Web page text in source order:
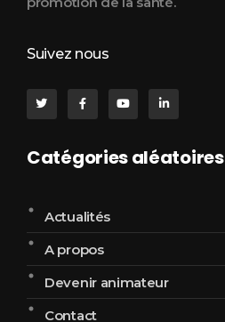
Suivez nous
Catégories aléatoires
Actualités
A propos
Devenir animateur
Contact